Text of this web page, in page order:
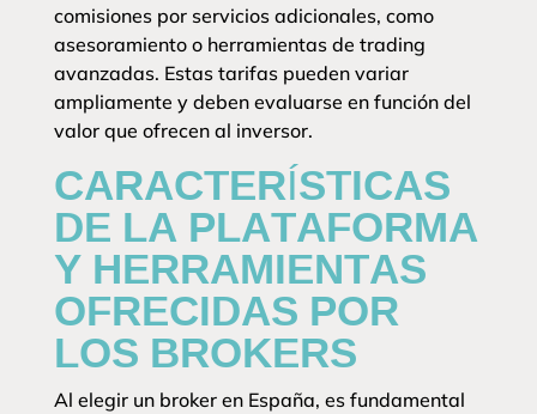
comisiones por servicios adicionales, como
asesoramiento o herramientas de trading
avanzadas. Estas tarifas pueden variar
ampliamente y deben evaluarse en función del
valor que ofrecen al inversor.
CARACTERÍSTICAS
DE LA PLATAFORMA
Y HERRAMIENTAS
OFRECIDAS POR
LOS BROKERS
Al elegir un broker en España, es fundamental